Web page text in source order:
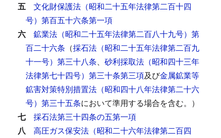
五 文化財保護法（昭和二十五年法律第二百十四
号）第百五十六条第一項
六 鉱業法（昭和二十五年法律第二百八十九号）第
百二十六条 （採石法（昭和二十五年法律第二百九
十一号）第三十八条、 砂利採取法（昭和四十三年
法律第七十四号）第三十条第三項及び金属鉱業等
鉱害対策特別措置法（昭和四十八年法律第二十六
号）第三十五条において準用する場合を含む。）
七 採石法第三十四条の五第一項
八 高圧ガス保安法（昭和二十六年法律第二百四